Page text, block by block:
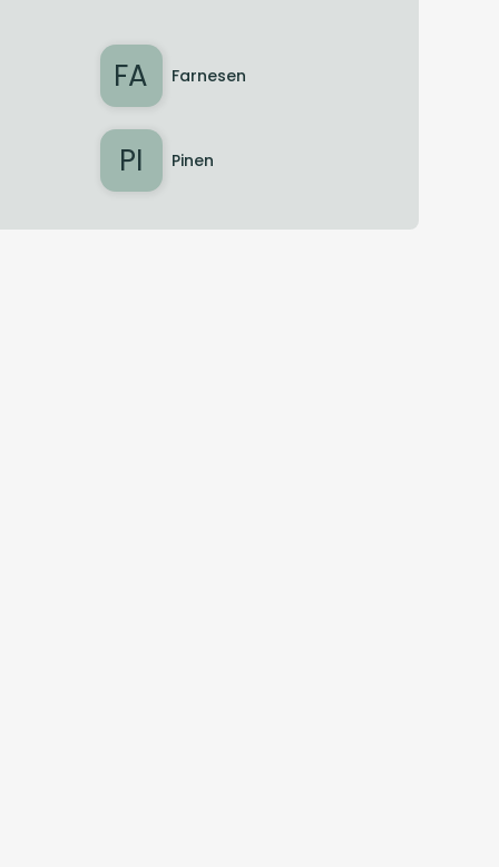
FA Farnesen
PI Pinen